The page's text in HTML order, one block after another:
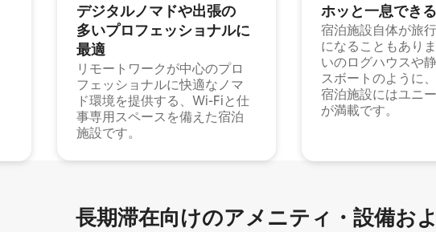
デジタルノマドや出⁠張⁠の
多⁠いプ⁠ロ⁠フ⁠ェ⁠ッ⁠シ⁠ョ⁠ナ⁠ル⁠に
最⁠適
リモートワークが中心のプロ
フェッショナルに快適なノマ
ド環境を提供する、Wi-Fiと仕
事専用スペースを備えた宿泊
施設です。
ホッと一⁠息⁠で⁠き⁠
宿泊施設自体が旅
になることもあり
いのログハウスや
スボートのように
宿泊施設にはユニ
が満載です。
長期滞在向け⁠のア⁠メ⁠ニ⁠テ⁠ィ⁠・設⁠備⁠お